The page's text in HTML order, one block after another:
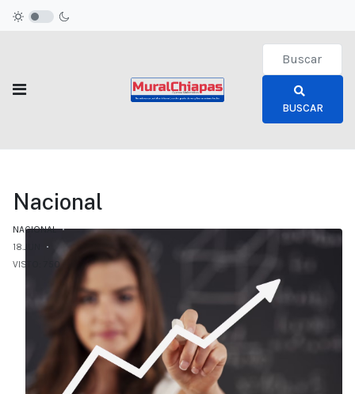
Type 2 or
BUSCAR
Nacional
NACIONAL
18.JUN
VISTO: 750